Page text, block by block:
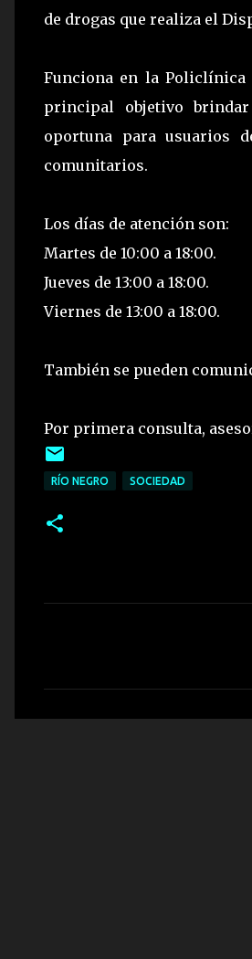
de drogas que realiza el
Funciona en la Policlínica
principal objetivo
oportuna para usuarios
comunitarios.
Los días de atención son:
Martes de 10:00 a 18:00.
Jueves de 13:00 a 18:00.
Viernes de 13:00 a 18:00.
También se pueden
Por primera consulta,
RÍO NEGRO SOCIEDAD